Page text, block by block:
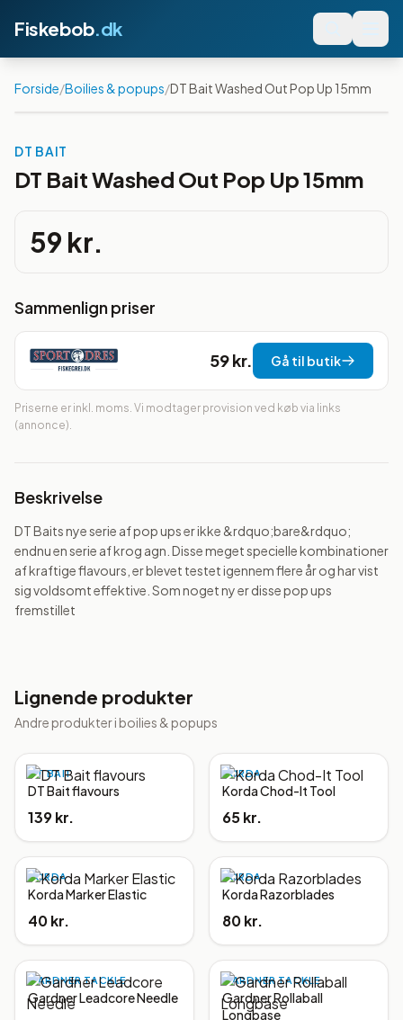
Fiskebob.dk
Forside/Boilies & popups/DT Bait Washed Out Pop Up 15mm
DT BAIT
DT Bait Washed Out Pop Up 15mm
59 kr.
Sammenlign priser
59 kr. Gå til butik
Priserne er inkl. moms. Vi modtager provision ved køb via links
(annonce).
Beskrivelse
DT Baits nye serie af pop ups er ikke &rdquo;bare&rdquo;
endnu en serie af krog agn. Disse meget specielle kombinationer
af kraftige flavours, er blevet testet igennem flere år og har vist
sig voldsomt effektive. Som noget ny er disse pop ups
fremstillet
Lignende produkter
Andre produkter i boilies & popups
DT BAIT
DT Bait flavours
139 kr.
KORDA
Korda Chod-It Tool
65 kr.
KORDA
Korda Marker Elastic
40 kr.
KORDA
Korda Razorblades
80 kr.
GARDNER TACKLE
Gardner Leadcore Needle
GARDNER TACKLE
Gardner Rollaball
Longbase